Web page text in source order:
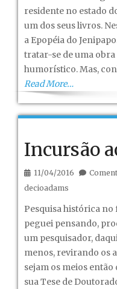
residente no estado
um dos seus livros.
a Epopéia do
tratar-se de uma
humorístico. Mas,
Read More…
Incursão
11/04/2016
decioadams
Pesquisa histórica
peguei pensando,
um pesquisador,
menos, revirando os
sejam os meios
sua Tese de